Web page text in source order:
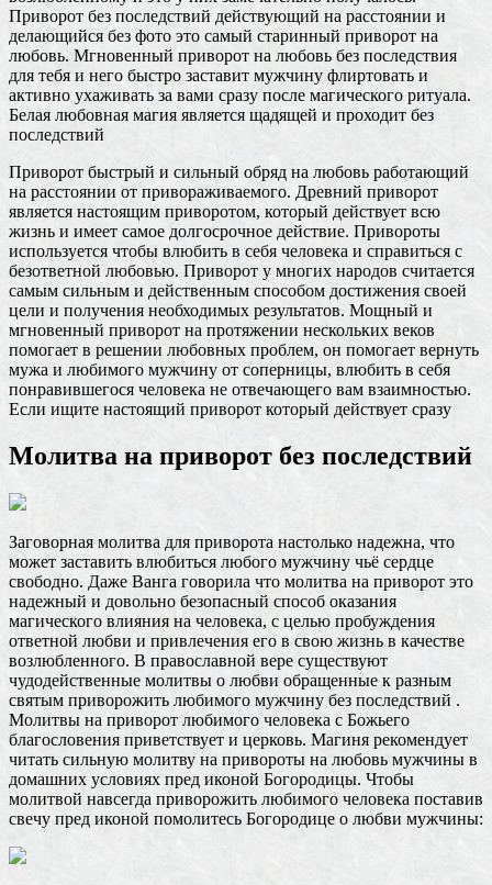
Приворот без последствий действующий на расстоянии и
делающийся без фото это самый старинный приворот на
любовь. Мгновенный приворот на любовь без последствия
для тебя и него быстро заставит мужчину флиртовать и
активно ухаживать за вами сразу после магического ритуала.
Белая любовная магия является щадящей и проходит без
последствий
Приворот быстрый и сильный обряд на любовь работающий
на расстоянии от привораживаемого. Древний приворот
является настоящим приворотом, который действует всю
жизнь и имеет самое долгосрочное действие. Привороты
используется чтобы влюбить в себя человека и справиться с
безответной любовью. Приворот у многих народов считается
самым сильным и действенным способом достижения своей
цели и получения необходимых результатов. Мощный и
мгновенный приворот на протяжении нескольких веков
помогает в решении любовных проблем, он помогает вернуть
мужа и любимого мужчину от соперницы, влюбить в себя
понравившегося человека не отвечающего вам взаимностью.
Если ищите настоящий приворот который действует сразу
Молитва на приворот без последствий
Заговорная молитва для приворота настолько надежна, что
может заставить влюбиться любого мужчину чьё сердце
свободно. Даже Ванга говорила что молитва на приворот это
надежный и довольно безопасный способ оказания
магического влияния на человека, с целью пробуждения
ответной любви и привлечения его в свою жизнь в качестве
возлюбленного. В православной вере существуют
чудодейственные молитвы о любви обращенные к разным
святым приворожить любимого мужчину без последствий .
Молитвы на приворот любимого человека с Божьего
благословения приветствует и церковь. Магиня рекомендует
читать сильную молитву на привороты на любовь мужчины в
домашних условиях пред иконой Богородицы. Чтобы
молитвой навсегда приворожить любимого человека поставив
свечу пред иконой помолитесь Богородице о любви мужчины: